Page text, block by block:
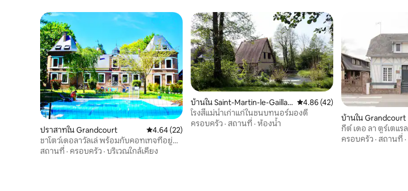
ปราสาทใน Grandcourt คะแนนเฉลี่ย 4.64 จาก 5, 22 รีวิว
4.64 (22)
ชาโตว์เดอลาวัลเล่ พร้อมกับคอทเทจที่อยู่
ติดกัน
สถานที่ · ครอบครัว · บริเวณใกล้เคียง
บ้านใน Saint-Martin-le-Gaillar
d
คะแนนเฉลี่ย 4.86 จาก 5, 42 รีวิว
4.86 (42)
โรงสีแม่น้ำเก่าแก่ในชนบทนอร์มองดี
ครอบครัว · สถานที่ · ห้องน้ำ
บ้านใน Grandcourt
กีต์ เดอ ลา ตูร์เตแรล
ครอบครัว · สถานที่ ·